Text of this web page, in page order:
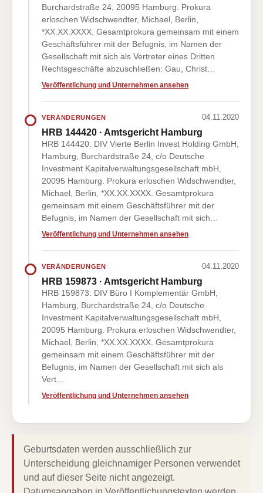
Burchardstraße 24, 20095 Hamburg. Prokura
erloschen Widschwendter, Michael, Berlin,
*XX.XX.XXXX. Gesamtprokura gemeinsam mit einem
Geschäftsführer mit der Befugnis, im Namen der
Gesellschaft mit sich als Vertreter eines Dritten
Rechtsgeschäfte abzuschließen: Gau, Christ…
Veröffentlichung und Unternehmen ansehen
VERÄNDERUNGEN 04.11.2020
HRB 144420 · Amtsgericht Hamburg
HRB 144420: DIV Vierte Berlin Invest Holding GmbH,
Hamburg, Burchardstraße 24, c/o Deutsche
Investment Kapitalverwaltungsgesellschaft mbH,
20095 Hamburg. Prokura erloschen Widschwendter,
Michael, Berlin, *XX.XX.XXXX. Gesamtprokura
gemeinsam mit einem Geschäftsführer mit der
Befugnis, im Namen der Gesellschaft mit sich…
Veröffentlichung und Unternehmen ansehen
VERÄNDERUNGEN 04.11.2020
HRB 159873 · Amtsgericht Hamburg
HRB 159873: DIV Büro I Komplementär GmbH,
Hamburg, Burchardstraße 24, c/o Deutsche
Investment Kapitalverwaltungsgesellschaft mbH,
20095 Hamburg. Prokura erloschen Widschwendter,
Michael, Berlin, *XX.XX.XXXX. Gesamtprokura
gemeinsam mit einem Geschäftsführer mit der
Befugnis, im Namen der Gesellschaft mit sich als
Vert…
Veröffentlichung und Unternehmen ansehen
Geburtsdaten werden ausschließlich zur
Unterscheidung gleichnamiger Personen verwendet
und auf dieser Seite nicht angezeigt.